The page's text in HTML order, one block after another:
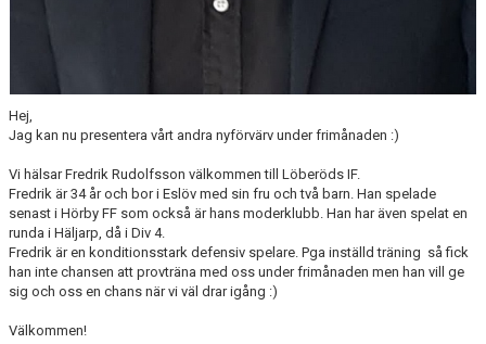
Hej,
Jag kan nu presentera vårt andra nyförvärv under frimånaden :)
Vi hälsar Fredrik Rudolfsson välkommen till Löberöds IF.
Fredrik är 34 år och bor i Eslöv med sin fru och två barn. Han spelade
senast i Hörby FF som också är hans moderklubb. Han har även spelat en
runda i Häljarp, då i Div 4.
Fredrik är en konditionsstark defensiv spelare. Pga inställd träning så fick
han inte chansen att provträna med oss under frimånaden men han vill ge
sig och oss en chans när vi väl drar igång :)
Välkommen!